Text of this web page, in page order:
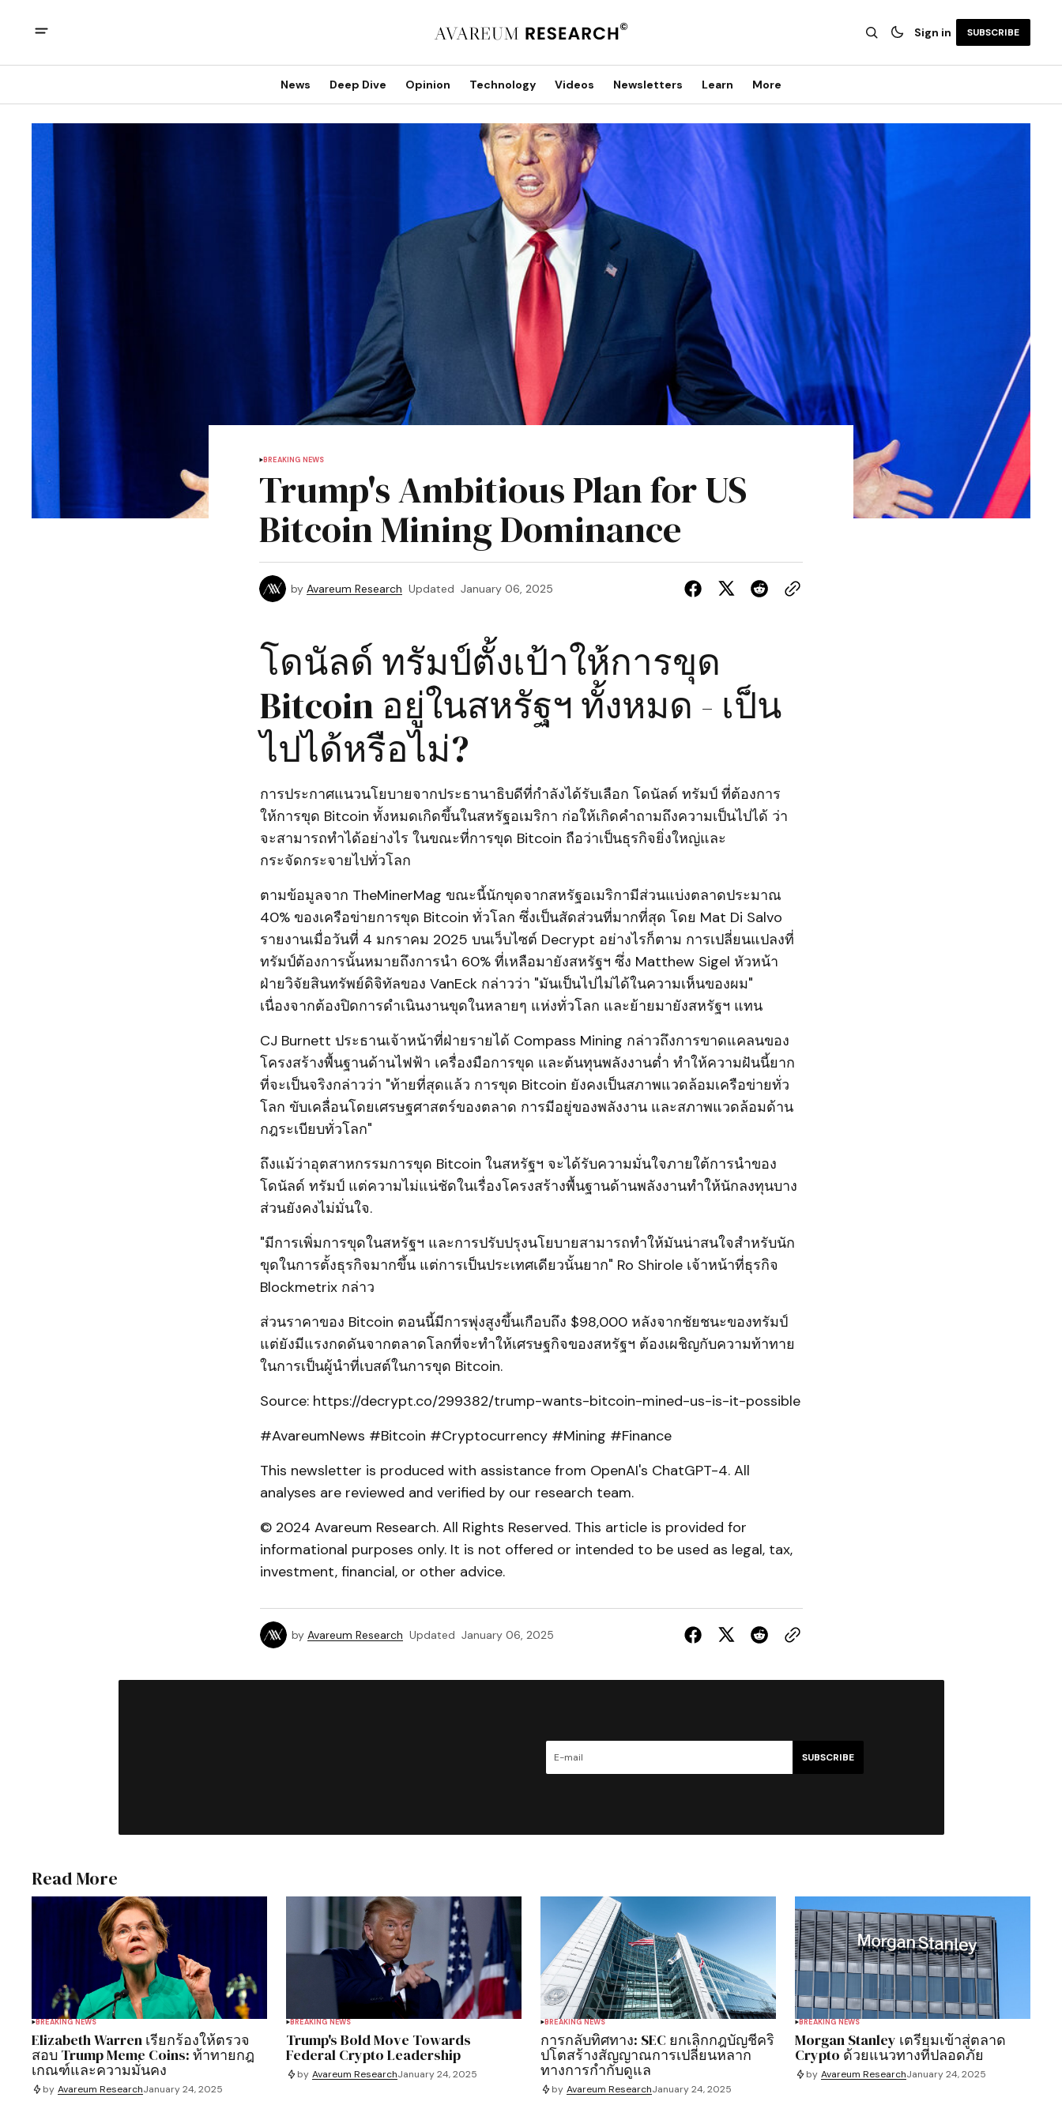
Sign in SUBSCRIBE
News Deep Dive Opinion Technology Videos Newsletters Learn More
BREAKING NEWS
Trump's Ambitious Plan for US
Bitcoin Mining Dominance
by Avareum Research Updated January 06, 2025
โดนัลด์ ทรัมป์ตั้งเป้าให้การขุด
Bitcoin อยู่ในสหรัฐฯ ทั้งหมด - เป็น
ไปได้หรือไม่?
การประกาศแนวนโยบายจากประธานาธิบดีที่กำลังได้รับเลือก โดนัลด์ ทรัมป์ ที่ต้องการ
ให้การขุด Bitcoin ทั้งหมดเกิดขึ้นในสหรัฐอเมริกา ก่อให้เกิดคำถามถึงความเป็นไปได้ ว่า
จะสามารถทำได้อย่างไร ในขณะที่การขุด Bitcoin ถือว่าเป็นธุรกิจยิ่งใหญ่และ
กระจัดกระจายไปทั่วโลก
ตามข้อมูลจาก TheMinerMag ขณะนี้นักขุดจากสหรัฐอเมริกามีส่วนแบ่งตลาดประมาณ
40% ของเครือข่ายการขุด Bitcoin ทั่วโลก ซึ่งเป็นสัดส่วนที่มากที่สุด โดย Mat Di Salvo
รายงานเมื่อวันที่ 4 มกราคม 2025 บนเว็บไซต์ Decrypt อย่างไรก็ตาม การเปลี่ยนแปลงที่
ทรัมป์ต้องการนั้นหมายถึงการนำ 60% ที่เหลือมายังสหรัฐฯ ซึ่ง Matthew Sigel หัวหน้า
ฝ่ายวิจัยสินทรัพย์ดิจิทัลของ VanEck กล่าวว่า "มันเป็นไปไม่ได้ในความเห็นของผม"
เนื่องจากต้องปิดการดำเนินงานขุดในหลายๆ แห่งทั่วโลก และย้ายมายังสหรัฐฯ แทน
CJ Burnett ประธานเจ้าหน้าที่ฝ่ายรายได้ Compass Mining กล่าวถึงการขาดแคลนของ
โครงสร้างพื้นฐานด้านไฟฟ้า เครื่องมือการขุด และต้นทุนพลังงานต่ำ ทำให้ความฝันนี้ยาก
ที่จะเป็นจริงกล่าวว่า "ท้ายที่สุดแล้ว การขุด Bitcoin ยังคงเป็นสภาพแวดล้อมเครือข่ายทั่ว
โลก ขับเคลื่อนโดยเศรษฐศาสตร์ของตลาด การมีอยู่ของพลังงาน และสภาพแวดล้อมด้าน
กฎระเบียบทั่วโลก"
ถึงแม้ว่าอุตสาหกรรมการขุด Bitcoin ในสหรัฐฯ จะได้รับความมั่นใจภายใต้การนำของ
โดนัลด์ ทรัมป์ แต่ความไม่แน่ชัดในเรื่องโครงสร้างพื้นฐานด้านพลังงานทำให้นักลงทุนบาง
ส่วนยังคงไม่มั่นใจ.
"มีการเพิ่มการขุดในสหรัฐฯ และการปรับปรุงนโยบายสามารถทำให้มันน่าสนใจสำหรับนัก
ขุดในการตั้งธุรกิจมากขึ้น แต่การเป็นประเทศเดียวนั้นยาก" Ro Shirole เจ้าหน้าที่ธุรกิจ
Blockmetrix กล่าว
ส่วนราคาของ Bitcoin ตอนนี้มีการพุ่งสูงขึ้นเกือบถึง $98,000 หลังจากชัยชนะของทรัมป์
แต่ยังมีแรงกดดันจากตลาดโลกที่จะทำให้เศรษฐกิจของสหรัฐฯ ต้องเผชิญกับความท้าทาย
ในการเป็นผู้นำที่เบสต์ในการขุด Bitcoin.
Source: https://decrypt.co/299382/trump-wants-bitcoin-mined-us-is-it-possible
#AvareumNews #Bitcoin #Cryptocurrency #Mining #Finance
This newsletter is produced with assistance from OpenAI's ChatGPT-4. All
analyses are reviewed and verified by our research team.
© 2024 Avareum Research. All Rights Reserved. This article is provided for
informational purposes only. It is not offered or intended to be used as legal, tax,
investment, financial, or other advice.
by Avareum Research Updated January 06, 2025
SUBSCRIBE
Read More
BREAKING NEWS
Elizabeth Warren เรียกร้องให้ตรวจ
สอบ Trump Meme Coins: ท้าทายกฎ
เกณฑ์และความมั่นคง
by Avareum ResearchJanuary 24, 2025
BREAKING NEWS
Trump's Bold Move Towards
Federal Crypto Leadership
by Avareum ResearchJanuary 24, 2025
BREAKING NEWS
การกลับทิศทาง: SEC ยกเลิกกฎบัญชีคริ
ปโตสร้างสัญญาณการเปลี่ยนหลาก
ทางการกำกับดูแล
by Avareum ResearchJanuary 24, 2025
BREAKING NEWS
Morgan Stanley เตรียมเข้าสู่ตลาด
Crypto ด้วยแนวทางที่ปลอดภัย
by Avareum ResearchJanuary 24, 2025